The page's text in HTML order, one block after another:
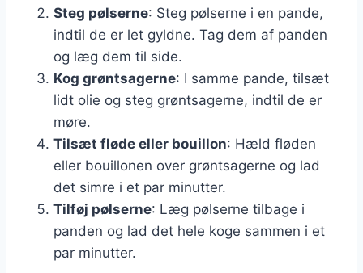
Steg pølserne: Steg pølserne i en pande,
indtil de er let gyldne. Tag dem af panden
og læg dem til side.
Kog grøntsagerne: I samme pande, tilsæt
lidt olie og steg grøntsagerne, indtil de er
møre.
Tilsæt fløde eller bouillon: Hæld fløden
eller bouillonen over grøntsagerne og lad
det simre i et par minutter.
Tilføj pølserne: Læg pølserne tilbage i
panden og lad det hele koge sammen i et
par minutter.